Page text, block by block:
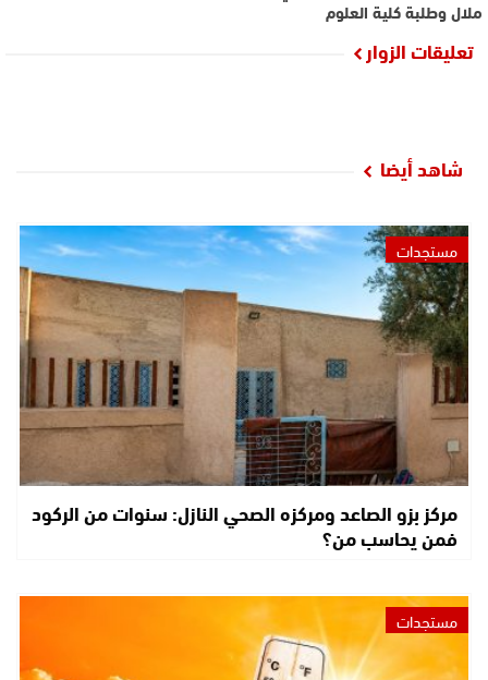
ملال وطلبة كلية العلوم
تعليقات الزوار
شاهد أيضا
مستجدات
مركز بزو الصاعد ومركزه الصحي النازل: سنوات من الركود
فمن يحاسب من؟
مستجدات